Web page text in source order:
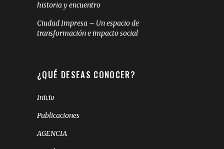
historia y encuentro
Ciudad Impresa – Un espacio de
transformación e impacto social
¿QUÉ DESEAS CONOCER?
Inicio
Publicaciones
AGENCIA